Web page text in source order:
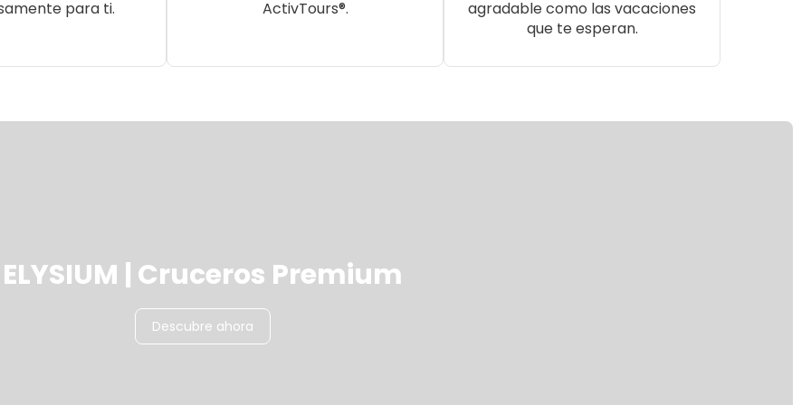
para ti.
ActivTours®.
agradable como las vacaciones
que te esperan.
ELYSIUM | Cruceros Premium
Descubre ahora